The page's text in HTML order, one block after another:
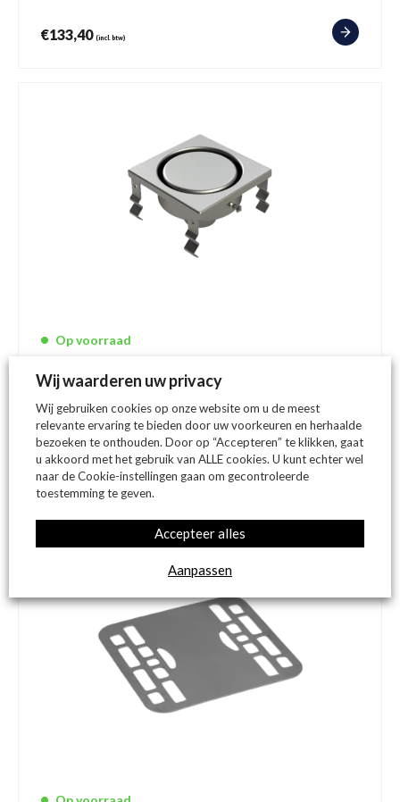
€133,40 (incl. btw)
Op voorraad
8915
Afmeting:150 x 150 mm
Inbouwhoogte: 95 mm
€342,78 (incl. btw)
Wij waarderen uw privacy
Wij gebruiken cookies op onze website om u de meest
relevante ervaring te bieden door uw voorkeuren en herhaalde
bezoeken te onthouden. Door op “Accepteren” te klikken, gaat
u akkoord met het gebruik van ALLE cookies. U kunt echter wel
naar de Cookie-instellingen gaan om gecontroleerde
toestemming te geven.
Aanpassen
Accepteer alles